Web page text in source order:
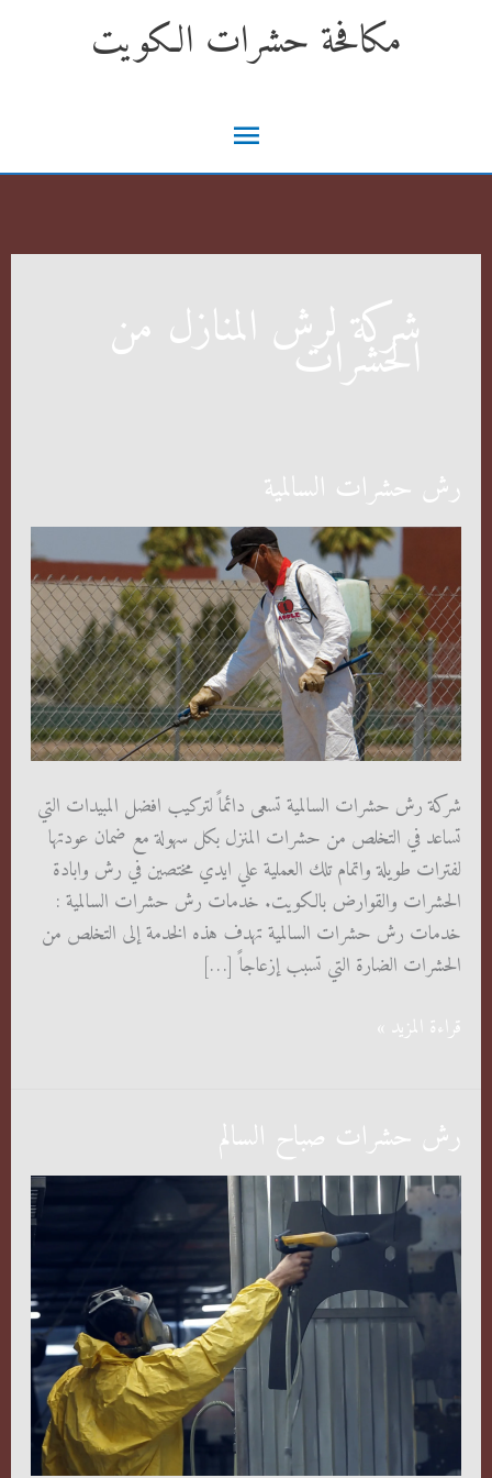
مكافحة حشرات الكويت
القائمة
الرئيسية
شركة لرش المنازل من
الحشرات
رش حشرات السالمية
شركة رش حشرات السالمية تسعى دائماً لتركيب افضل المبيدات التي
تساعد في التخلص من حشرات المنزل بكل سهولة مع ضمان عودتها
لفترات طويلة واتمام تلك العملية علي ايدي مختصين في رش وابادة
الحشرات والقوارض بالكويت. خدمات رش حشرات السالمية :
خدمات رش حشرات السالمية تهدف هذه الخدمة إلى التخلص من
الحشرات الضارة التي تسبب إزعاجاً […]
رش
قراءة المزيد »
رش حشرات صباح السالم